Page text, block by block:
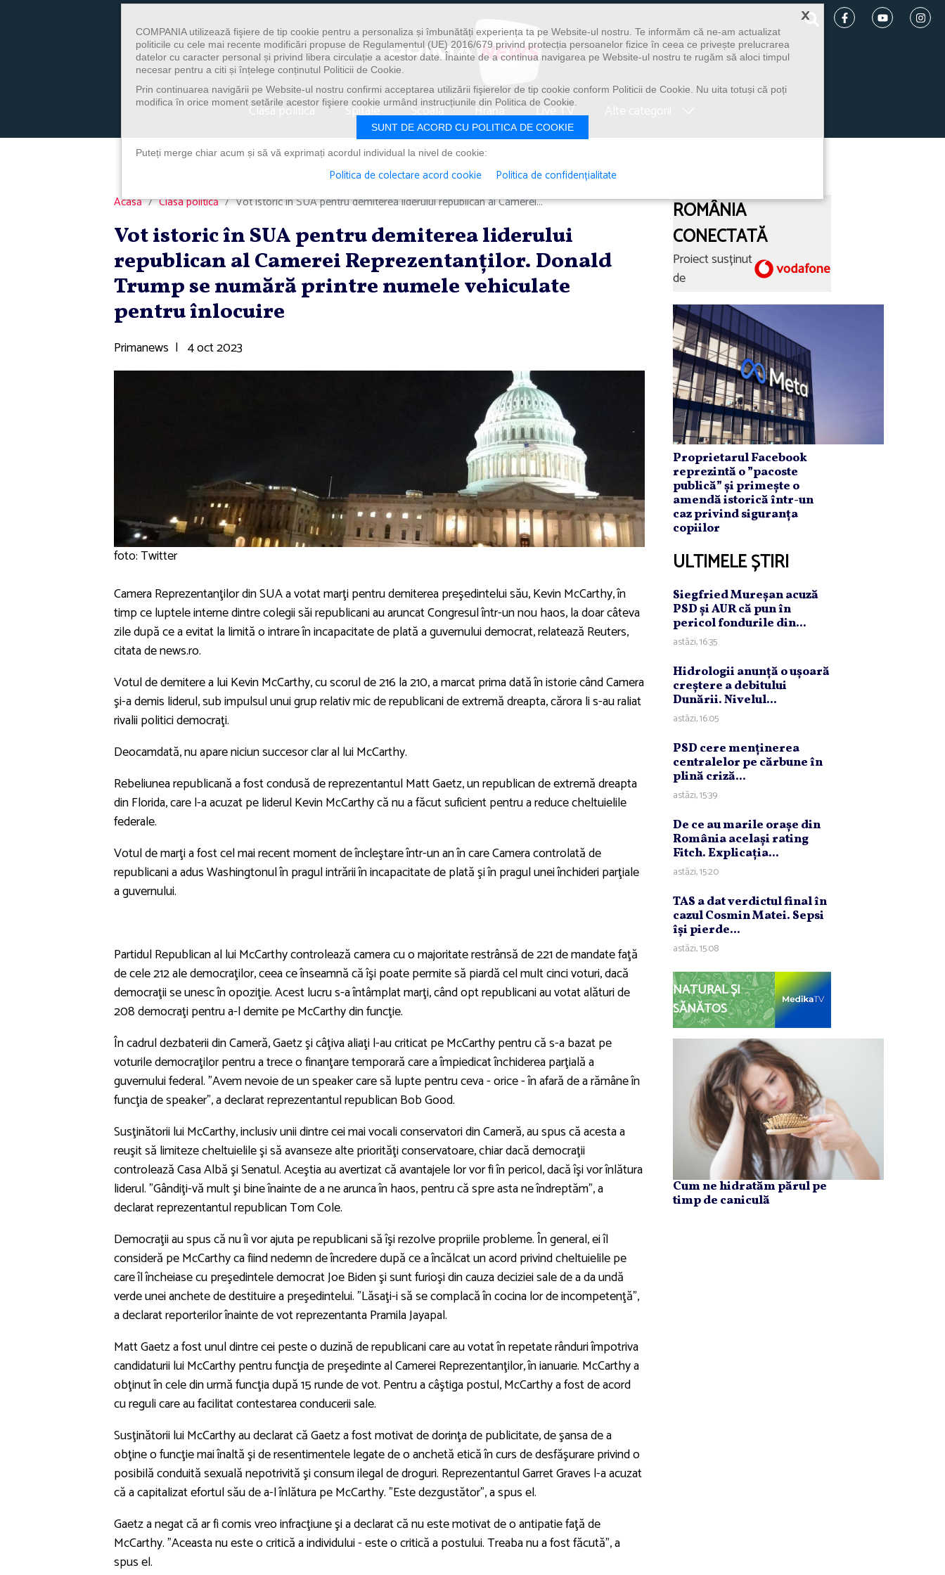
Clasa politica Spitale Școală Hrană Live TV
Acasă Clasa politică Vot istoric în SUA pentru demiterea liderului republican al Camerei...
Vot istoric în SUA pentru demiterea liderului
republican al Camerei Reprezentanţilor. Donald
Trump se numără printre numele vehiculate
pentru înlocuire
Primanews | 4 oct 2023
foto: Twitter
Camera Reprezentanţilor din SUA a votat marţi pentru demiterea preşedintelui său, Kevin McCarthy, în
timp ce luptele interne dintre colegii săi republicani au aruncat Congresul într-un nou haos, la doar câteva
zile după ce a evitat la limită o intrare în incapacitate de plată a guvernului democrat, relatează Reuters,
citata de news.ro.
Votul de demitere a lui Kevin McCarthy, cu scorul de 216 la 210, a marcat prima dată în istorie când Camera
şi-a demis liderul, sub impulsul unui grup relativ mic de republicani de extremă dreapta, cărora li s-au raliat
rivalii politici democraţi.
Deocamdată, nu apare niciun succesor clar al lui McCarthy.
Rebeliunea republicană a fost condusă de reprezentantul Matt Gaetz, un republican de extremă dreapta
din Florida, care l-a acuzat pe liderul Kevin McCarthy că nu a făcut suficient pentru a reduce cheltuielile
federale.
Votul de marţi a fost cel mai recent moment de încleştare într-un an în care Camera controlată de
republicani a adus Washingtonul în pragul intrării în incapacitate de plată şi în pragul unei închideri parţiale
a guvernului.
Partidul Republican al lui McCarthy controlează camera cu o majoritate restrânsă de 221 de mandate faţă
de cele 212 ale democraţilor, ceea ce înseamnă că îşi poate permite să piardă cel mult cinci voturi, dacă
democraţii se unesc în opoziţie. Acest lucru s-a întâmplat marţi, când opt republicani au votat alături de
208 democraţi pentru a-l demite pe McCarthy din funcţie.
În cadrul dezbaterii din Cameră, Gaetz şi câţiva aliaţi l-au criticat pe McCarthy pentru că s-a bazat pe
voturile democraţilor pentru a trece o finanţare temporară care a împiedicat închiderea parţială a
guvernului federal. "Avem nevoie de un speaker care să lupte pentru ceva - orice - în afară de a rămâne în
funcţia de speaker", a declarat reprezentantul republican Bob Good.
Susţinătorii lui McCarthy, inclusiv unii dintre cei mai vocali conservatori din Cameră, au spus că acesta a
reuşit să limiteze cheltuielile şi să avanseze alte priorităţi conservatoare, chiar dacă democraţii
controlează Casa Albă şi Senatul. Aceştia au avertizat că avantajele lor vor fi în pericol, dacă îşi vor înlătura
liderul. "Gândiţi-vă mult şi bine înainte de a ne arunca în haos, pentru că spre asta ne îndreptăm", a
declarat reprezentantul republican Tom Cole.
Democraţii au spus că nu îi vor ajuta pe republicani să îşi rezolve propriile probleme. În general, ei îl
consideră pe McCarthy ca fiind nedemn de încredere după ce a încălcat un acord privind cheltuielile pe
care îl încheiase cu preşedintele democrat Joe Biden şi sunt furioşi din cauza deciziei sale de a da undă
verde unei anchete de destituire a preşedintelui. "Lăsaţi-i să se complacă în cocina lor de incompetenţă",
a declarat reporterilor înainte de vot reprezentanta Pramila Jayapal.
Matt Gaetz a fost unul dintre cei peste o duzină de republicani care au votat în repetate rânduri împotriva
candidaturii lui McCarthy pentru funcţia de preşedinte al Camerei Reprezentanţilor, în ianuarie. McCarthy a
obţinut în cele din urmă funcţia după 15 runde de vot. Pentru a câştiga postul, McCarthy a fost de acord
cu reguli care au facilitat contestarea conducerii sale.
Susţinătorii lui McCarthy au declarat că Gaetz a fost motivat de dorinţa de publicitate, de şansa de a
obţine o funcţie mai înaltă şi de resentimentele legate de o anchetă etică în curs de desfăşurare privind o
posibilă conduită sexuală nepotrivită şi consum ilegal de droguri. Reprezentantul Garret Graves l-a acuzat
că a capitalizat efortul său de a-l înlătura pe McCarthy. "Este dezgustător", a spus el.
Gaetz a negat că ar fi comis vreo infracţiune şi a declarat că nu este motivat de o antipatie faţă de
McCarthy. "Aceasta nu este o critică a individului - este o critică a postului. Treaba nu a fost făcută", a
spus el.
ROMÂNIA
CONECTATĂ
Proiect susținut
de
Proprietarul Facebook
reprezintă o ”pacoste
publică” și primește o
amendă istorică într-un
caz privind siguranța
copiilor
ULTIMELE ȘTIRI
Siegfried Mureşan acuză
PSD şi AUR că pun în
pericol fondurile din...
astăzi, 16:35
Hidrologii anunţă o uşoară
creştere a debitului
Dunării. Nivelul...
astăzi, 16:05
PSD cere menţinerea
centralelor pe cărbune în
plină criză...
astăzi, 15:39
De ce au marile oraşe din
România acelaşi rating
Fitch. Explicaţia...
astăzi, 15:20
TAS a dat verdictul final în
cazul Cosmin Matei. Sepsi
îşi pierde...
astăzi, 15:08
NATURAL ȘI
SĂNĂTOS
Cum ne hidratăm părul pe
timp de caniculă
×
COMPANIA utilizează fişiere de tip cookie pentru a personaliza și îmbunătăți experiența ta pe Website-ul nostru. Te informăm că ne-am actualizat
politicile cu cele mai recente modificări propuse de Regulamentul (UE) 2016/679 privind protecția persoanelor fizice în ceea ce privește prelucrarea
datelor cu caracter personal și privind libera circulație a acestor date. Înainte de a continua navigarea pe Website-ul nostru te rugăm să aloci timpul
necesar pentru a citi și înțelege conținutul Politicii de Cookie.
Prin continuarea navigării pe Website-ul nostru confirmi acceptarea utilizării fişierelor de tip cookie conform Politicii de Cookie. Nu uita totuși că poți
modifica în orice moment setările acestor fişiere cookie urmând instrucțiunile din Politica de Cookie.
SUNT DE ACORD CU POLITICA DE COOKIE
Puteți merge chiar acum și să vă exprimați acordul individual la nivel de cookie:
Politica de colectare acord cookie Politica de confidențialitate